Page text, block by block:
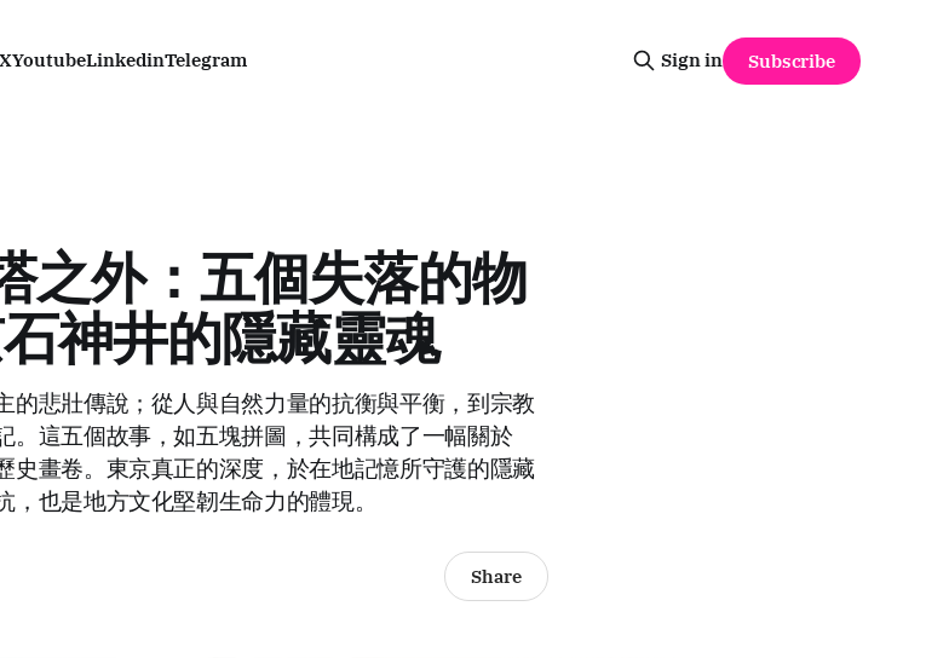
XYoutubeLinkedinTelegram Sign in Subscribe
外：五個失落的物
神井的隱藏靈魂
的悲壯傳說；從人與自然力量的抗衡與平衡，到宗教
。這五個故事，如五塊拼圖，共同構成了一幅關於
史畫卷。東京真正的深度，於在地記憶所守護的隱藏
也是地方文化堅韌生命力的體現。
Share